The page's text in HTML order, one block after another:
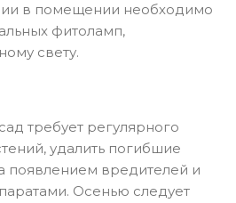
в помещении необходимо
фитоламп,
свету.
требует регулярного
удалить погибшие
появлением вредителей и
Осенью следует